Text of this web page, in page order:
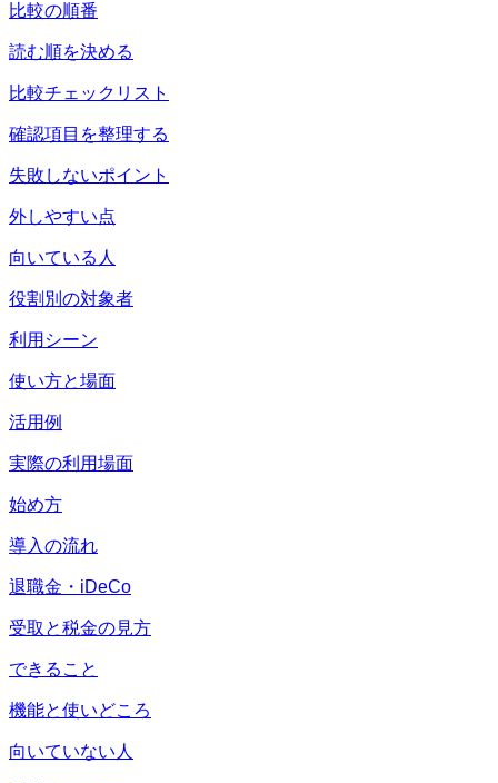
比較の順番
読む順を決める
比較チェックリスト
確認項目を整理する
失敗しないポイント
外しやすい点
向いている人
役割別の対象者
利用シーン
使い方と場面
活用例
実際の利用場面
始め方
導入の流れ
退職金・iDeCo
受取と税金の見方
できること
機能と使いどころ
向いていない人